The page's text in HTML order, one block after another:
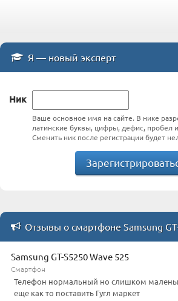
Я — новый эксперт
Ник
Ваше основное имя на сайте. В нике
латинские буквы, цифры, дефис, пробел
Сменить ник после регистрации будет
Отзывы о смартфоне Samsung
Samsung GT-S5250 Wave 525
Смартфон
Телефон нормальный но слишком
еще как то поставить Гугл маркет